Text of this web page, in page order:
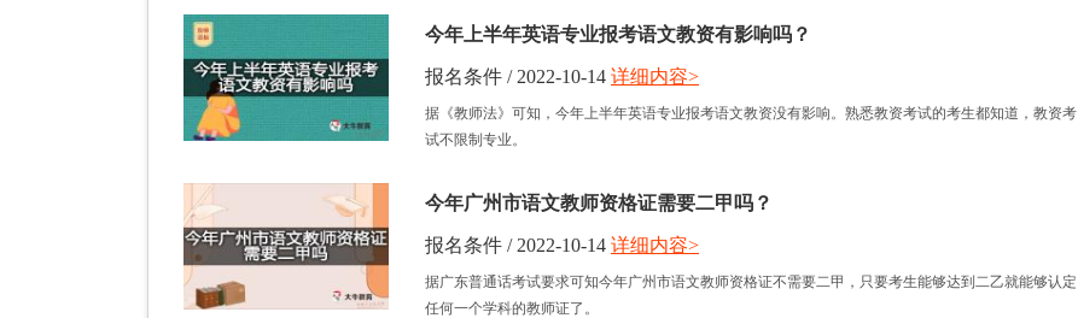
今年上半年英语专业报考语文教资有影响吗？
报名条件 / 2022-10-14
据《教师法》可知，今年上半年英语专业报考语文教资没有影响。熟悉教资考试的考生都知道，教资考
试不限制专业。
详细内容>
今年广州市语文教师资格证需要二甲吗？
报名条件 / 2022-10-14
据广东普通话考试要求可知今年广州市语文教师资格证不需要二甲，只要考生能够达到二乙就能够认定
任何一个学科的教师证了。
详细内容>